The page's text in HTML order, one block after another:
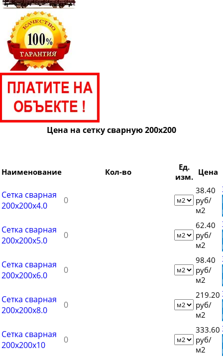
Цена на сетку сварную 200х200
Наименование Кол-во
Ед.
изм. Цена
Сетка сварная
200х200х4.0
38.40
руб/
м2
Сетка сварная
200х200x5.0
62.40
руб/
м2
Сетка сварная
200x200х6.0
98.40
руб/
м2
Сетка сварная
200х200х8.0
219.20
руб/
м2
Сетка сварная
200х200х10
333.60
руб/
м2